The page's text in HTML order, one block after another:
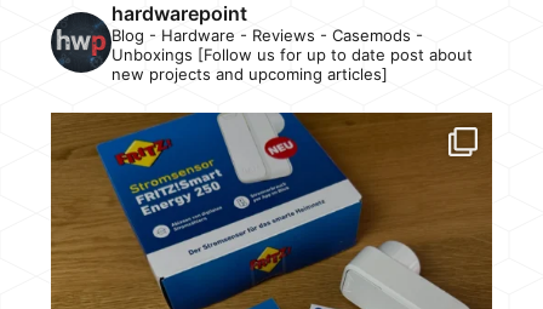
hardwarepoint
Blog - Hardware - Reviews - Casemods -
Unboxings [Follow us for up to date post about
new projects and upcoming articles]